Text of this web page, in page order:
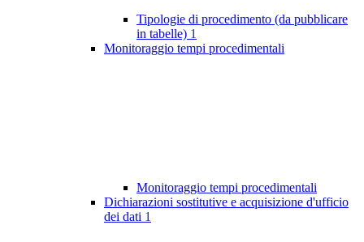
Tipologie di procedimento (da pubblicare
in tabelle) 1
Monitoraggio tempi procedimentali
Monitoraggio tempi procedimentali
Dichiarazioni sostitutive e acquisizione d'ufficio
dei dati 1